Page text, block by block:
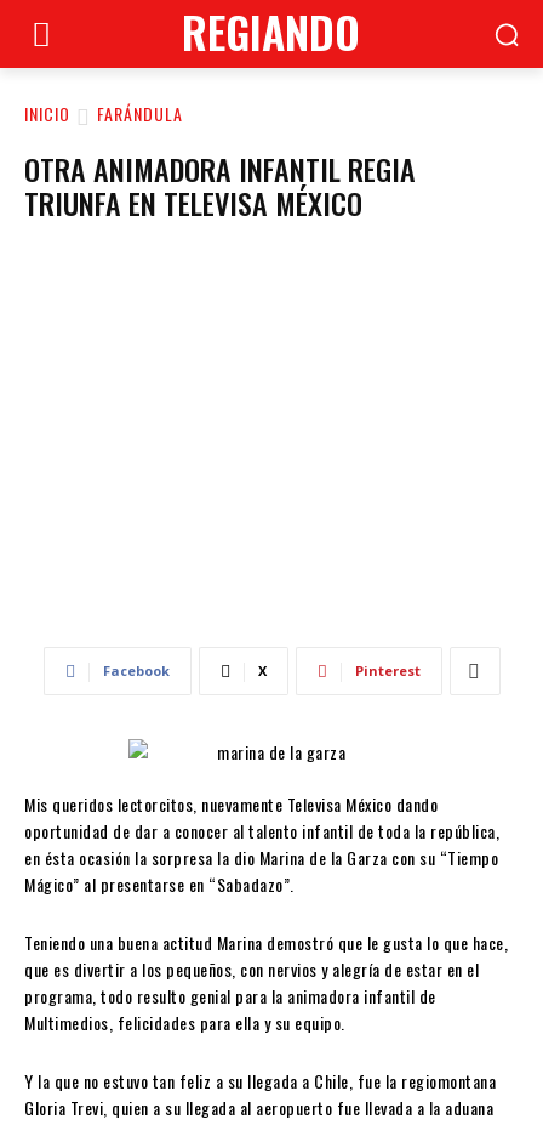
REGIANDO
INICIO FARÁNDULA
OTRA ANIMADORA INFANTIL REGIA
TRIUNFA EN TELEVISA MÉXICO
Facebook X Pinterest
Mis queridos lectorcitos, nuevamente Televisa México dando
oportunidad de dar a conocer al talento infantil de toda la república,
en ésta ocasión la sorpresa la dio Marina de la Garza con su “Tiempo
Mágico” al presentarse en “Sabadazo”.
Teniendo una buena actitud Marina demostró que le gusta lo que hace,
que es divertir a los pequeños, con nervios y alegría de estar en el
programa, todo resulto genial para la animadora infantil de
Multimedios, felicidades para ella y su equipo.
Y la que no estuvo tan feliz a su llegada a Chile, fue la regiomontana
Gloria Trevi, quien a su llegada al aeropuerto fue llevada a la aduana